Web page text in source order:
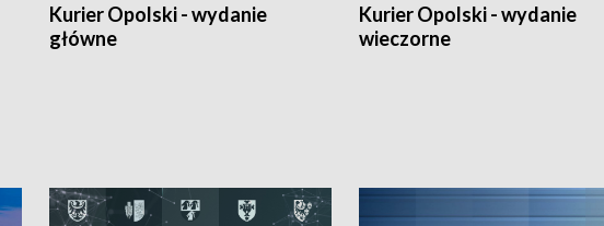
Kurier Opolski - wydanie
główne
Kurier Opolski - wydanie
wieczorne